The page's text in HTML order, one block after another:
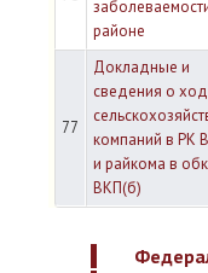
районе
77
Докладные и
сведения о
компаний в РК
и райкома в
ВКП(б)